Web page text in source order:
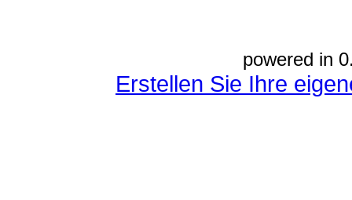
powered in
Erstellen Sie Ihre